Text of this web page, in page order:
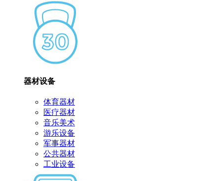
器材设备
体育器材
医疗器材
音乐美术
游乐设备
军事器材
公共器材
工业设备